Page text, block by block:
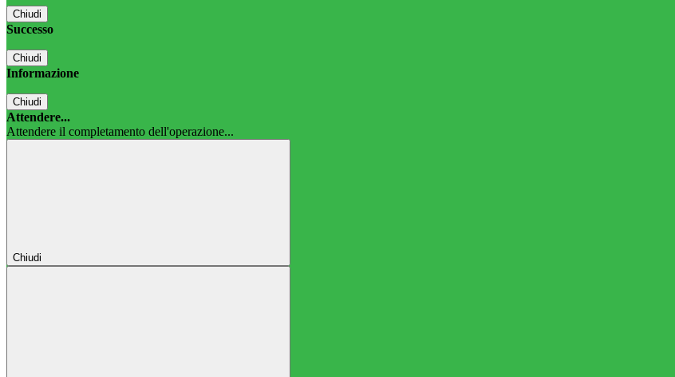
Chiudi
Successo
Chiudi
Informazione
Chiudi
Attendere...
Attendere il completamento dell'operazione...
Chiudi